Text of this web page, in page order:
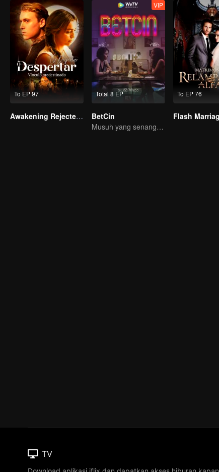
To EP 97
Awakening Rejected Mate
Total 8 EP
VIP
BetCin
Musuh yang senang, kepalsuan menjadi nyata
To EP 76
TV